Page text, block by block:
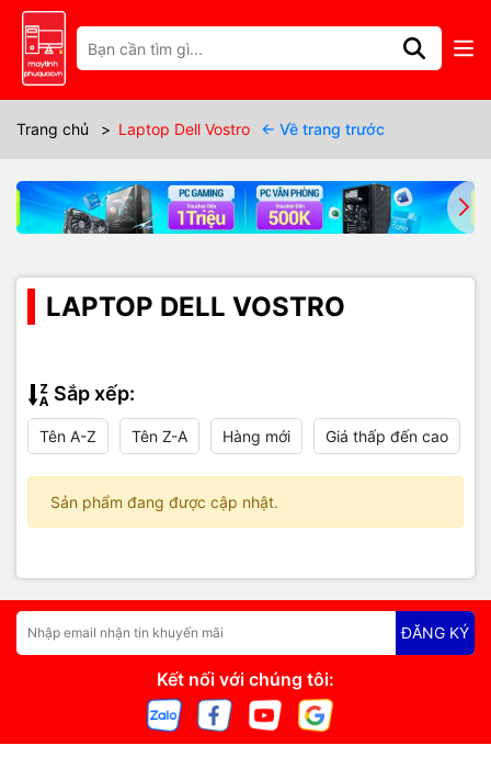
Trang chủ > Laptop Dell Vostro ← Về trang trước
LAPTOP DELL VOSTRO
Sắp xếp:
Tên A-Z Tên Z-A Hàng mới Giá thấp đến cao
Sản phẩm đang được cập nhật.
ĐĂNG KÝ
Kết nối với chúng tôi: